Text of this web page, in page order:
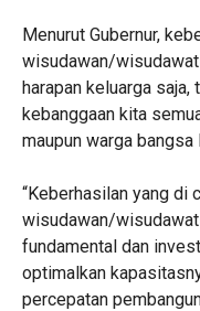
Menurut Gubernur,
wisudawan/
harapan keluarga saja,
kebanggaan kita
maupun warga bangsa
“Keberhasilan yang di
wisudawan/
fundamental dan
optimalkan
percepatan